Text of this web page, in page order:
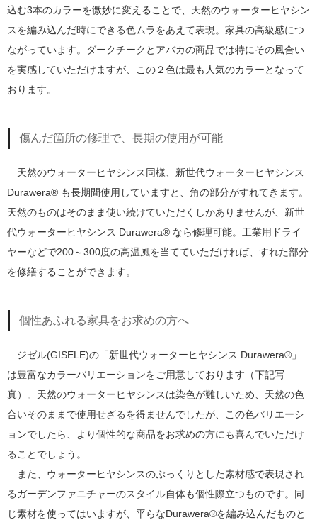
込む3本のカラーを微妙に変えることで、天然のウォーターヒヤシン
スを編み込んだ時にできる色ムラをあえて表現。家具の高級感につ
ながっています。ダークチークとアバカの商品では特にその風合い
を実感していただけますが、この２色は最も人気のカラーとなって
おります。
傷んだ箇所の修理で、長期の使用が可能
天然のウォーターヒヤシンス同様、新世代ウォーターヒヤシンス
Durawera® も長期間使用していますと、角の部分がすれてきます。
天然のものはそのまま使い続けていただくしかありませんが、新世
代ウォーターヒヤシンス Durawera® なら修理可能。工業用ドライ
ヤーなどで200～300度の高温風を当てていただければ、すれた部分
を修繕することができます。
個性あふれる家具をお求めの方へ
ジゼル(GISELE)の「新世代ウォーターヒヤシンス Durawera®」
は豊富なカラーバリエーションをご用意しております（下記写
真）。天然のウォーターヒヤシンスは染色が難しいため、天然の色
合いそのままで使用せざるを得ませんでしたが、この色バリエーシ
ョンでしたら、より個性的な商品をお求めの方にも喜んでいただけ
ることでしょう。
また、ウォーターヒヤシンスのぷっくりとした素材感で表現され
るガーデンファニチャーのスタイル自体も個性際立つものです。同
じ素材を使ってはいますが、平らなDurawera®を編み込んだものと